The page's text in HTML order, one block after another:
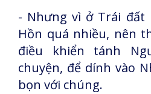
- Nhưng vì ở Trái đất
Hồn quá nhiều, nên
điều khiển tánh
chuyện, để dính vào
bọn với chúng.